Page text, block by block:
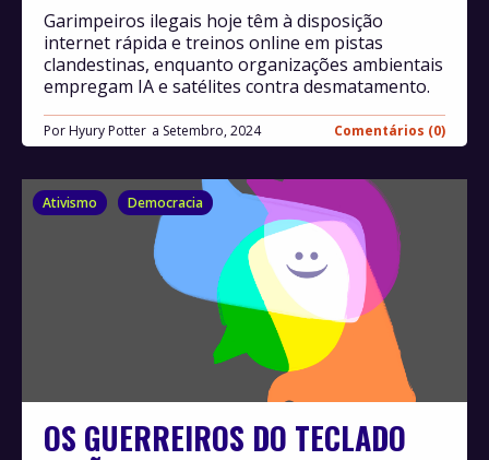
Por Hyury Potter Setembro, 2024 Comentários (0)
Garimpeiros ilegais hoje têm à disposição
internet rápida e treinos online em pistas
clandestinas, enquanto organizações ambientais
empregam IA e satélites contra desmatamento.
Ativismo Democracia
OS GUERREIROS DO TECLADO